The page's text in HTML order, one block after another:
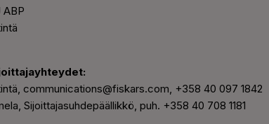
ABP
communications@fiskars.com, +358 40 097 1842
Sijoittajasuhdepäällikkö, puh. +358 40 708 1181